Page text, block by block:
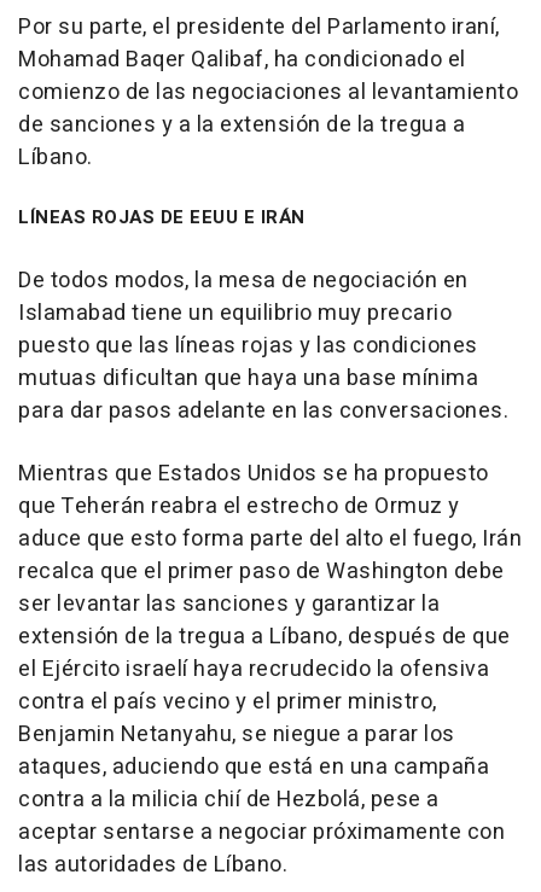
Por su parte, el presidente del Parlamento iraní,
Mohamad Baqer Qalibaf, ha condicionado el
comienzo de las negociaciones al levantamiento
de sanciones y a la extensión de la tregua a
Líbano.
LÍNEAS ROJAS DE EEUU E IRÁN
De todos modos, la mesa de negociación en
Islamabad tiene un equilibrio muy precario
puesto que las líneas rojas y las condiciones
mutuas dificultan que haya una base mínima
para dar pasos adelante en las conversaciones.
Mientras que Estados Unidos se ha propuesto
que Teherán reabra el estrecho de Ormuz y
aduce que esto forma parte del alto el fuego, Irán
recalca que el primer paso de Washington debe
ser levantar las sanciones y garantizar la
extensión de la tregua a Líbano, después de que
el Ejército israelí haya recrudecido la ofensiva
contra el país vecino y el primer ministro,
Benjamin Netanyahu, se niegue a parar los
ataques, aduciendo que está en una campaña
contra a la milicia chií de Hezbolá, pese a
aceptar sentarse a negociar próximamente con
las autoridades de Líbano.